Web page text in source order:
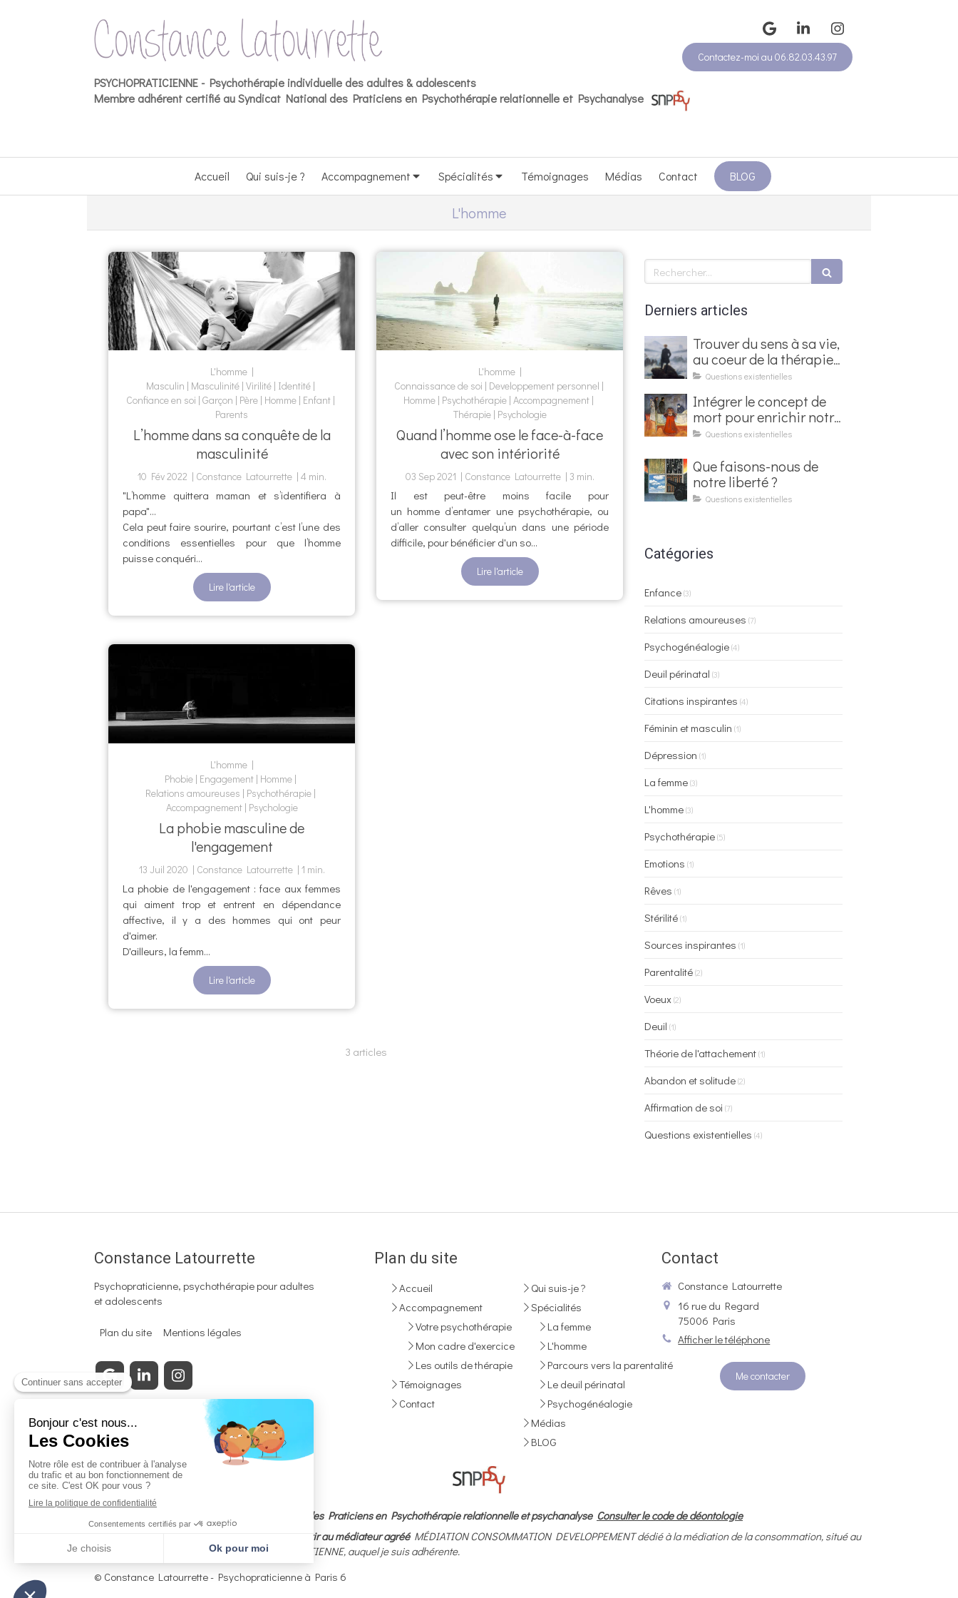
Contactez-moi au 06.82.03.43.97
PSYCHOPRATICIENNE - Psychothérapie individuelle des adultes & adolescents
Membre adhérent certifié au Syndicat National des Praticiens en Psychothérapie relationnelle et Psychanalyse
Accueil Qui suis-je ? Accompagnement Spécialités Témoignages Médias Contact BLOG
L'homme
L'homme
Masculin Masculinité Virilité Identité
Confiance en soi Garçon Père Homme Enfant
Parents
L’homme dans sa conquête de la
masculinité
10 Fév 2022 Constance Latourrette 4 min.
"L’homme quittera maman et s’identifiera à
papa"…
Cela peut faire sourire, pourtant c’est l’une des
conditions essentielles pour que l’homme
puisse conquéri...
Lire l'article
L'homme
Connaissance de soi Developpement personnel
Homme Psychothérapie Accompagnement
Thérapie Psychologie
Quand l’homme ose le face-à-face
avec son intériorité
03 Sep 2021 Constance Latourrette 3 min.
Il est peut-être moins facile pour
un homme d’entamer une psychothérapie, ou
d’aller consulter quelqu’un dans une période
difficile, pour bénéficier d'un so...
Lire l'article
L'homme
Phobie Engagement Homme
Relations amoureuses Psychothérapie
Accompagnement Psychologie
La phobie masculine de
l'engagement
13 Juil 2020 Constance Latourrette 1 min.
La phobie de l'engagement : face aux femmes
qui aiment trop et entrent en dépendance
affective, il y a des hommes qui ont peur
d'aimer.
D'ailleurs, la femm...
Lire l'article
3 articles
Rechercher
Derniers articles
Trouver du sens à sa vie,
au coeur de la thérapie
existentielle
Questions existentielles
Intégrer le concept de
mort pour enrichir notre
vieQuestions existentielles
Que faisons-nous de
notre liberté ?
Questions existentielles
Catégories
Enfance(3)
Relations amoureuses (7)
Psychogénéalogie(4)
Deuil périnatal (3)
Citations inspirantes (4)
Féminin et masculin (1)
Dépression (1)
La femme(3)
L'homme(3)
Psychothérapie(5)
Emotions (1)
Rêves (1)
Stérilité(1)
Sources inspirantes (1)
Parentalité(2)
Voeux(2)
Deuil (1)
Théorie de l'attachement(1)
Abandon et solitude(2)
Affirmation de soi (7)
Questions existentielles (4)
Constance Latourrette
Psychopraticienne, psychothérapie pour adultes
et adolescents
Plan du site Mentions légales
Plan du site
Accueil
Accompagnement
Votre psychothérapie
Mon cadre d'exercice
Les outils de thérapie
Témoignages
Contact
Qui suis-je ?
Spécialités
La femme
L'homme
Parcours vers la parentalité
Le deuil périnatal
Psychogénéalogie
Médias
BLOG
Contact
Constance Latourrette
16 rue du Regard
75006 Paris
Afficher le téléphone
Me contacter
Membre adhérent certifié du Syndicat National des Praticiens en Psychothérapie relationnelle et psychanalyse Consulter le code de déontologie
En cas de litige, vous avez la possibilité de recourir au médiateur agréé MÉDIATION CONSOMMATION DEVELOPPEMENT dédié à la médiation de la consommation, situé au
3, RUE J. CONSTANT MILLERET 42000 SAINT-ÉTIENNE, auquel je suis adhérente.
© Constance Latourrette - Psychopraticienne à Paris 6